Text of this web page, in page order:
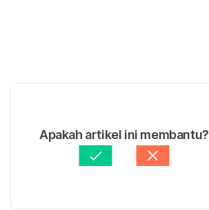
Apakah artikel ini membantu?